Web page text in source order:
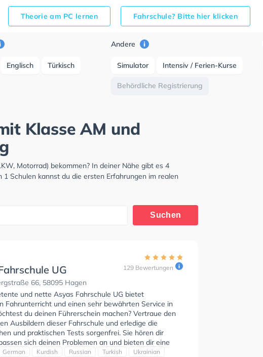
Theorie am PC lernen Fahrschule? Bitte hier klicken
Englisch Türkisch
Andere
Simulator Intensiv / Ferien-Kurse
Behördliche Registrierung
Klasse AM und
Motorrad) bekommen? In deiner Nähe gibt es 4
Schulen kannst du die ersten Erfahrungen im realen
Suchen
UG
66, 58095 Hagen
129 Bewertungen
und nette Asyas Fahrschule UG bietet
Fahrunterricht und einen sehr bewährten Service in
du deinen Führerschein machen? Vertraue den
Ausbildern dieser Fahrschule und erledige die
und praktischen Tests sorgenfrei. Sie hören dir
sich deinen Problemen an und bieten dir eine
Der Unterricht kann auf Englisch, Deutsch,
German Kurdish Russian Turkish Ukrainian